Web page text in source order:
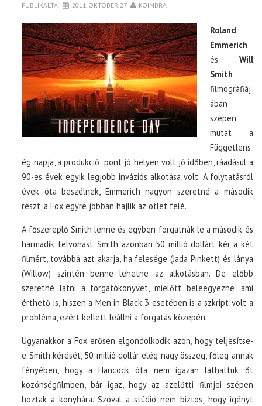
PUBLIKÁLTA 2011. OKTÓBER 27. KOIMBRA
Roland
Emmerich
és Will
Smith
filmográfiáj
ában
szépen
mutat a
Függetlens
ég napja, a produkció pont jó helyen volt jó időben, ráadásul a
90-es évek egyik legjobb inváziós alkotása volt. A folytatásról
évek óta beszélnek, Emmerich nagyon szeretné a második
részt, a Fox egyre jobban hajlik az ötlet felé.
A főszereplő Smith lenne és egyben forgatnák le a második és
harmadik felvonást. Smith azonban 50 millió dollárt kér a két
filmért, továbbá azt akarja, ha felesége (Jada Pinkett) és lánya
(Willow) szintén benne lehetne az alkotásban. De előbb
szeretné látni a forgatókönyvet, mielőtt beleegyezne, ami
érthető is, hiszen a Men in Black 3 esetében is a szkript volt a
probléma, ezért kellett leállni a forgatás közepén.
Ugyanakkor a Fox erősen elgondolkodik azon, hogy teljesítse-
e Smith kérését, 50 millió dollár elég nagy összeg, főleg annak
fényében, hogy a Hancock óta nem igazán láthattuk őt
közönségfilmben, bár igaz, hogy az azelőtti filmjei szépen
hoztak a konyhára. Szóval a stúdió nem biztos, hogy igényt